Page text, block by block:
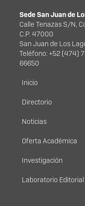
Sede San Juan de
Calle Tenazas S/N,
C.P. 47000
San Juan de Los
Teléfono: +52 (474)
66650
Menú principal
Inicio
Directorio
Noticias
Oferta Académica
Investigación
Laboratorio Editorial